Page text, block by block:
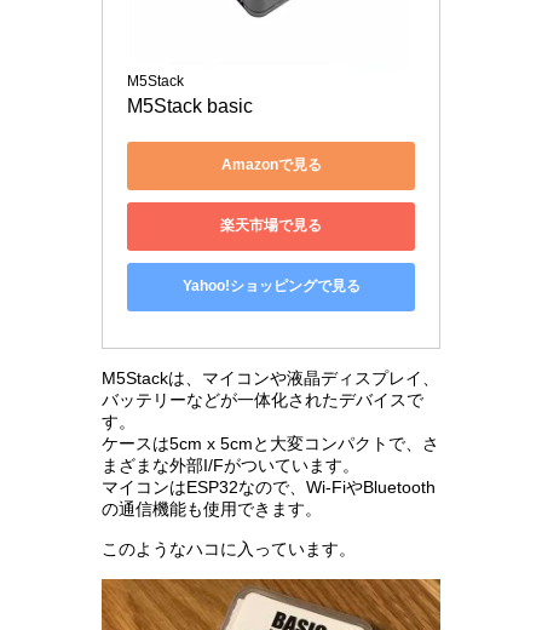
M5Stack
M5Stack basic
Amazonで見る
楽天市場で見る
Yahoo!ショッピングで見る
M5Stackは、マイコンや液晶ディスプレイ、
バッテリーなどが一体化されたデバイスで
す。
ケースは5cm x 5cmと大変コンパクトで、さ
まざまな外部I/Fがついています。
マイコンはESP32なので、Wi-FiやBluetooth
の通信機能も使用できます。
このようなハコに入っています。